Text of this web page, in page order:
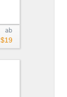
ab
$19